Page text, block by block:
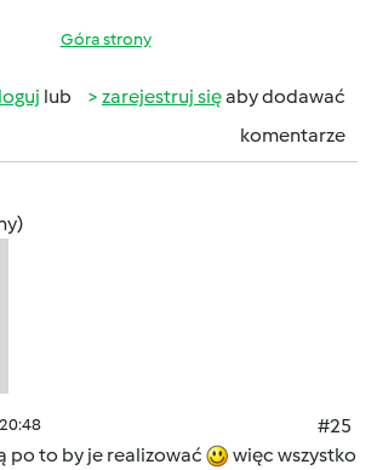
Góra strony
lub zarejestruj sięaby dodawać
komentarze
#25
po to by je realizować
więc wszystko